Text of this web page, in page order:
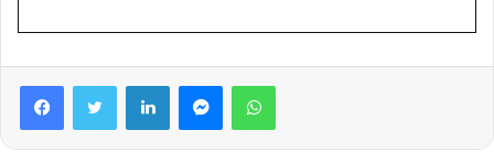
FacebookTwitter LinkedInMessengerWhatsApp